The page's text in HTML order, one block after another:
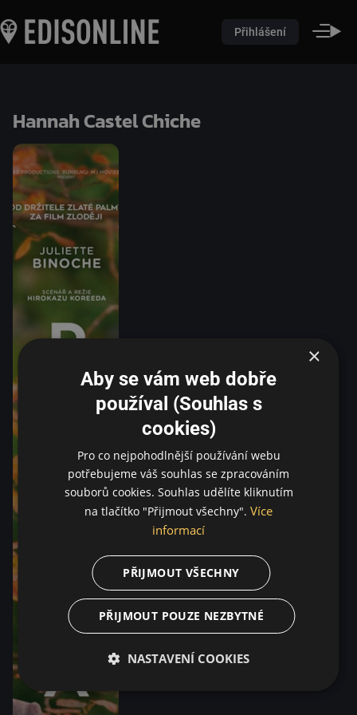
Přihlášení
Hannah Castel Chiche
×
Aby se vám web dobře
používal (Souhlas s
cookies)
Pro co nejpohodlnější používání webu
potřebujeme váš souhlas se zpracováním
souborů cookies. Souhlas udělíte kliknutím
na tlačítko "Přijmout všechny". Více
informací
PŘIJMOUT VŠECHNY
PŘIJMOUT POUZE NEZBYTNÉ
NASTAVENÍ COOKIES